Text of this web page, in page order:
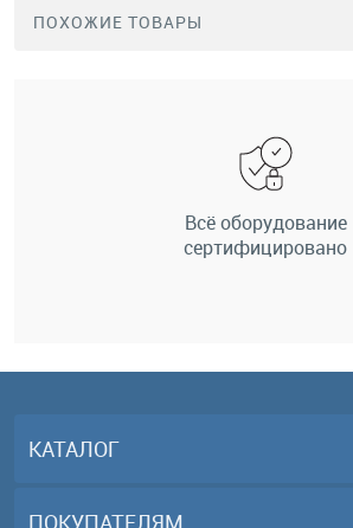
ПОХОЖИЕ ТОВАРЫ
Всё оборудование
сертифицировано
КАТАЛОГ
ПОКУПАТЕЛЯМ